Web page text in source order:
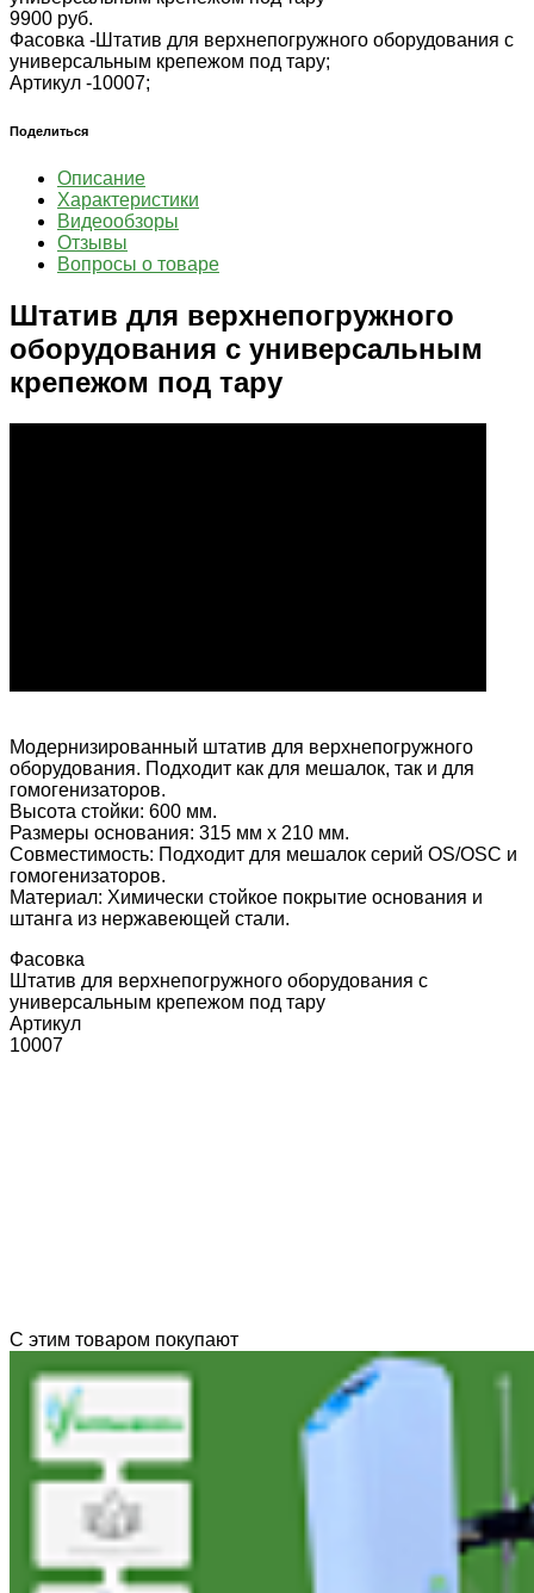
9900 руб.
Фасовка -Штатив для верхнепогружного оборудования с
универсальным крепежом под тару;
Артикул -10007;
Поделиться
Описание
Характеристики
Видеообзоры
Отзывы
Вопросы о товаре
Штатив для верхнепогружного
оборудования с универсальным
крепежом под тару
Модернизированный штатив для верхнепогружного
оборудования. Подходит как для мешалок, так и для
гомогенизаторов.
Высота стойки: 600 мм.
Размеры основания: 315 мм х 210 мм.
Совместимость: Подходит для мешалок серий OS/OSC и
гомогенизаторов.
Материал: Химически стойкое покрытие основания и
штанга из нержавеющей стали.
Фасовка
Штатив для верхнепогружного оборудования с
универсальным крепежом под тару
Артикул
10007
С этим товаром покупают